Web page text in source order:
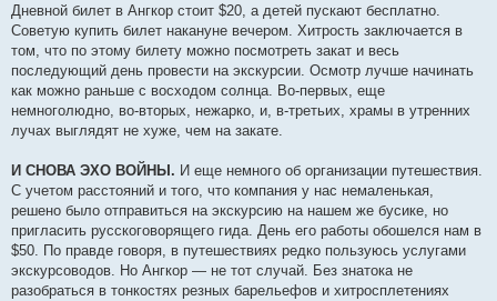
Дневной билет в Ангкор стоит $20, а детей пускают бесплатно.
Советую купить билет накануне вечером. Хитрость заключается в
том, что по этому билету можно посмотреть закат и весь
последующий день провести на экскурсии. Осмотр лучше начинать
как можно раньше с восходом солнца. Во-первых, еще
немноголюдно, во-вторых, нежарко, и, в-третьих, храмы в утренних
лучах выглядят не хуже, чем на закате.
И СНОВА ЭХО ВОЙНЫ. И еще немного об организации путешествия.
С учетом расстояний и того, что компания у нас немаленькая,
решено было отправиться на экскурсию на нашем же бусике, но
пригласить русскоговорящего гида. День его работы обошелся нам в
$50. По правде говоря, в путешествиях редко пользуюсь услугами
экскурсоводов. Но Ангкор — не тот случай. Без знатока не
разобраться в тонкостях резных барельефов и хитросплетениях